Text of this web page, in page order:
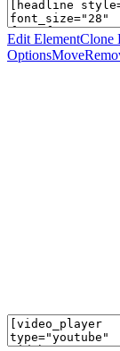
Edit ElementClone
OptionsMove